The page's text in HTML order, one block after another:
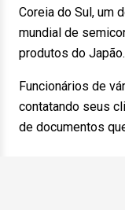
Coreia do Sul, um
mundial de
produtos do Japão.
Funcionários de
contatando seus
de documentos